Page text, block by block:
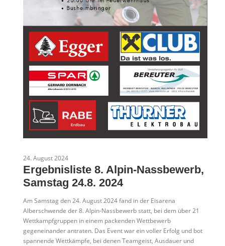
24. August 2024
Ergebnisliste 8. Alpin-Nassbewerb,
Samstag 24.8. 2024
Am Samstag den 24. August 2024 fand in der Eisarena
Alberschwende der 8. Alpin-Nassbewerb statt, bei dem über 21
Wettkampfgruppen in einem packenden Wettbewerb
gegeneinander antraten. Das Event war ein voller Erfolg und bot
spannende Wettkämpfe, bei denen Teamgeist, Ausdauer und